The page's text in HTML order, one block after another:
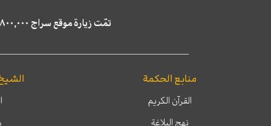
تمّت زيارة موقع سراج ٤,٨٠٠,٠٠٠ مرة خلال الستة أشهر الماضية، كما ظهر في نتائج البحث في محركات البحث٢٢,٢٩٠,٠٠٠ مرّة.
منابع الحكمة
القرآن الكريم
نهج البلاغة